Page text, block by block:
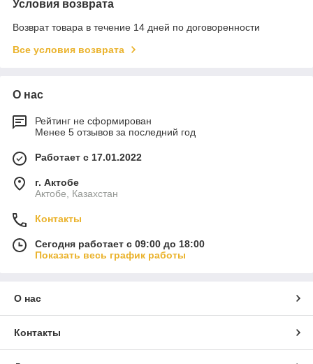
Условия возврата
Возврат товара в течение 14 дней по договоренности
Все условия возврата
О нас
Рейтинг не сформирован
Менее 5 отзывов за последний год
Работает с 17.01.2022
г. Актобе
Актобе, Казахстан
Контакты
Сегодня работает с 09:00 до 18:00
Показать весь график работы
О нас
Контакты